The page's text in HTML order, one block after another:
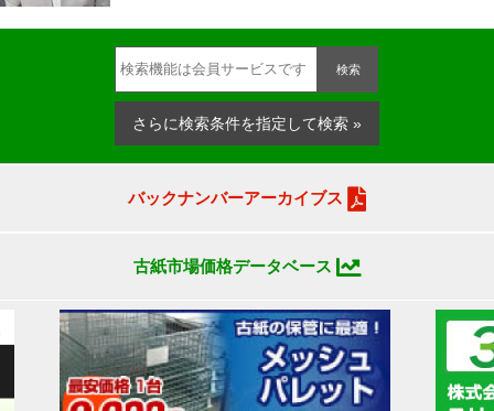
検索
さらに検索条件を指定して検索 »
バックナンバーアーカイブス
古紙市場価格データベース